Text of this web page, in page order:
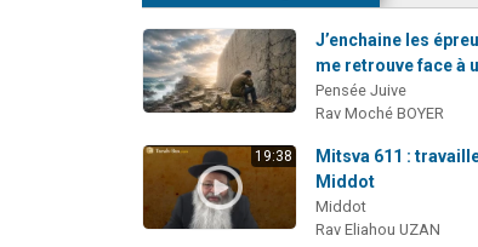
J’enchaine les
me retrouve face à
Pensée Juive
Rav Moché BOYER
19:38
Mitsva 611 :
Middot
Middot
Rav Eliahou UZAN